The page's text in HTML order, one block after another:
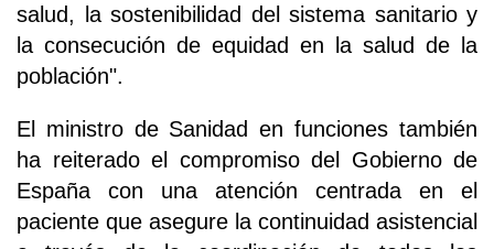
salud, la sostenibilidad del sistema sanitario y
la consecución de equidad en la salud de la
población".
El ministro de Sanidad en funciones también
ha reiterado el compromiso del Gobierno de
España con una atención centrada en el
paciente que asegure la continuidad asistencial